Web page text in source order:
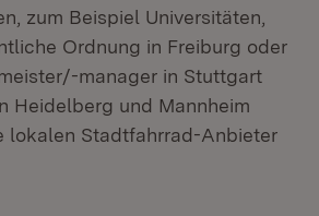
zum Beispiel Universitäten,
Ordnung in Freiburg oder
manager in Stuttgart
Heidelberg und Mannheim
lokalen Stadtfahrrad-Anbieter